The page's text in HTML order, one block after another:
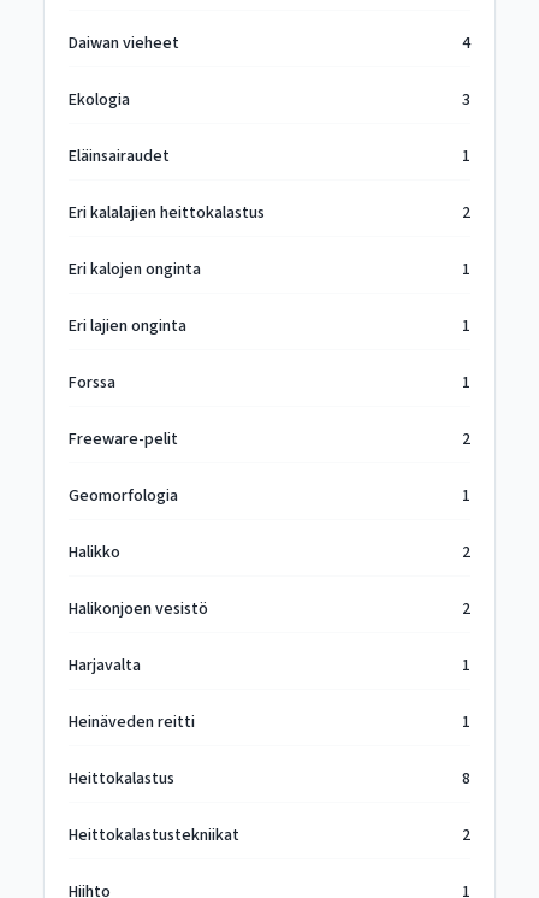
Daiwan vieheet 4
Ekologia 3
Eläinsairaudet 1
Eri kalalajien heittokalastus 2
Eri kalojen onginta 1
Eri lajien onginta 1
Forssa 1
Freeware-pelit 2
Geomorfologia 1
Halikko 2
Halikonjoen vesistö 2
Harjavalta 1
Heinäveden reitti 1
Heittokalastus 8
Heittokalastustekniikat 2
Hiihto 1